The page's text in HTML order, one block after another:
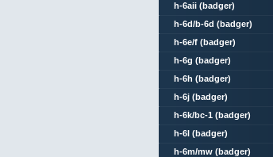
h-6aii (badger)
h-6d/b-6d (badger)
h-6e/f (badger)
h-6g (badger)
h-6h (badger)
h-6j (badger)
h-6k/bc-1 (badger)
h-6l (badger)
h-6m/mw (badger)